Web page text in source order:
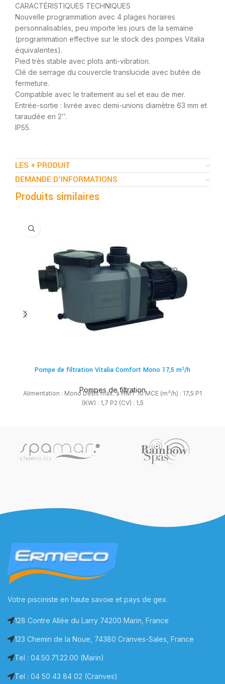
CARACTÉRISTIQUES TECHNIQUES
Nouvelle programmation avec 4 plages horaires
personnalisables, peu importe les jours de la semaine
(programmation effective sur le stock des pompes Vitalia
équivalentes).
Pied très stable avec plots anti-vibration.
Clé de serrage du couvercle translucide avec butée de
fermeture.
Compatible avec le traitement au sel et eau de mer.
Entrée-sortie : livrée avec demi-unions diamètre 63 mm et
taraudée en 2’’.
IP55.
LES + PRODUIT
DEMANDE D'INFORMATIONS
Produits similaires
Pompe de filtration Vitalia Comfort Mono 17,5 m³/h
Pompes de filtration
Alimentation : Mono Débit max. à HMT 10 MCE (m³/h) : 17,5 P1
(KW) : 1,7 P2 (CV) : 1,5
Votre pisciniste en haute savoie et pays de gex.
128 Contre Allée du Larry 74200 Marin, France
123 Chemin de la Noue, 74380 Cranves-Sales, France
Tel : 04.50.71.22.00 (Marin)
Tel : 04 50 43 84 02 (Cranves)